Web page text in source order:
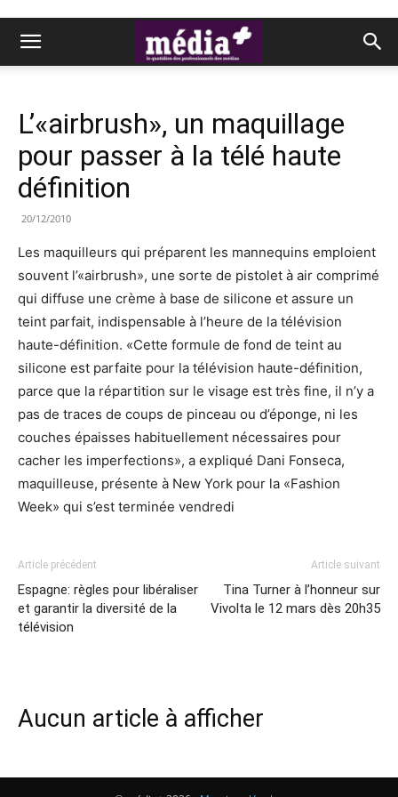
L’«airbrush», un maquillage
pour passer à la télé haute
définition
20/12/2010
Les maquilleurs qui préparent les mannequins emploient
souvent l’«airbrush», une sorte de pistolet à air comprimé
qui diffuse une crème à base de silicone et assure un
teint parfait, indispensable à l’heure de la télévision
haute-définition. «Cette formule de fond de teint au
silicone est parfaite pour la télévision haute-définition,
parce que la répartition sur le visage est très fine, il n’y a
pas de traces de coups de pinceau ou d’éponge, ni les
couches épaisses habituellement nécessaires pour
cacher les imperfections», a expliqué Dani Fonseca,
maquilleuse, présente à New York pour la «Fashion
Week» qui s’est terminée vendredi
Article précédent
Espagne: règles pour libéraliser
et garantir la diversité de la
télévision
Article suivant
Tina Turner à l’honneur sur
Vivolta le 12 mars dès 20h35
Aucun article à afficher